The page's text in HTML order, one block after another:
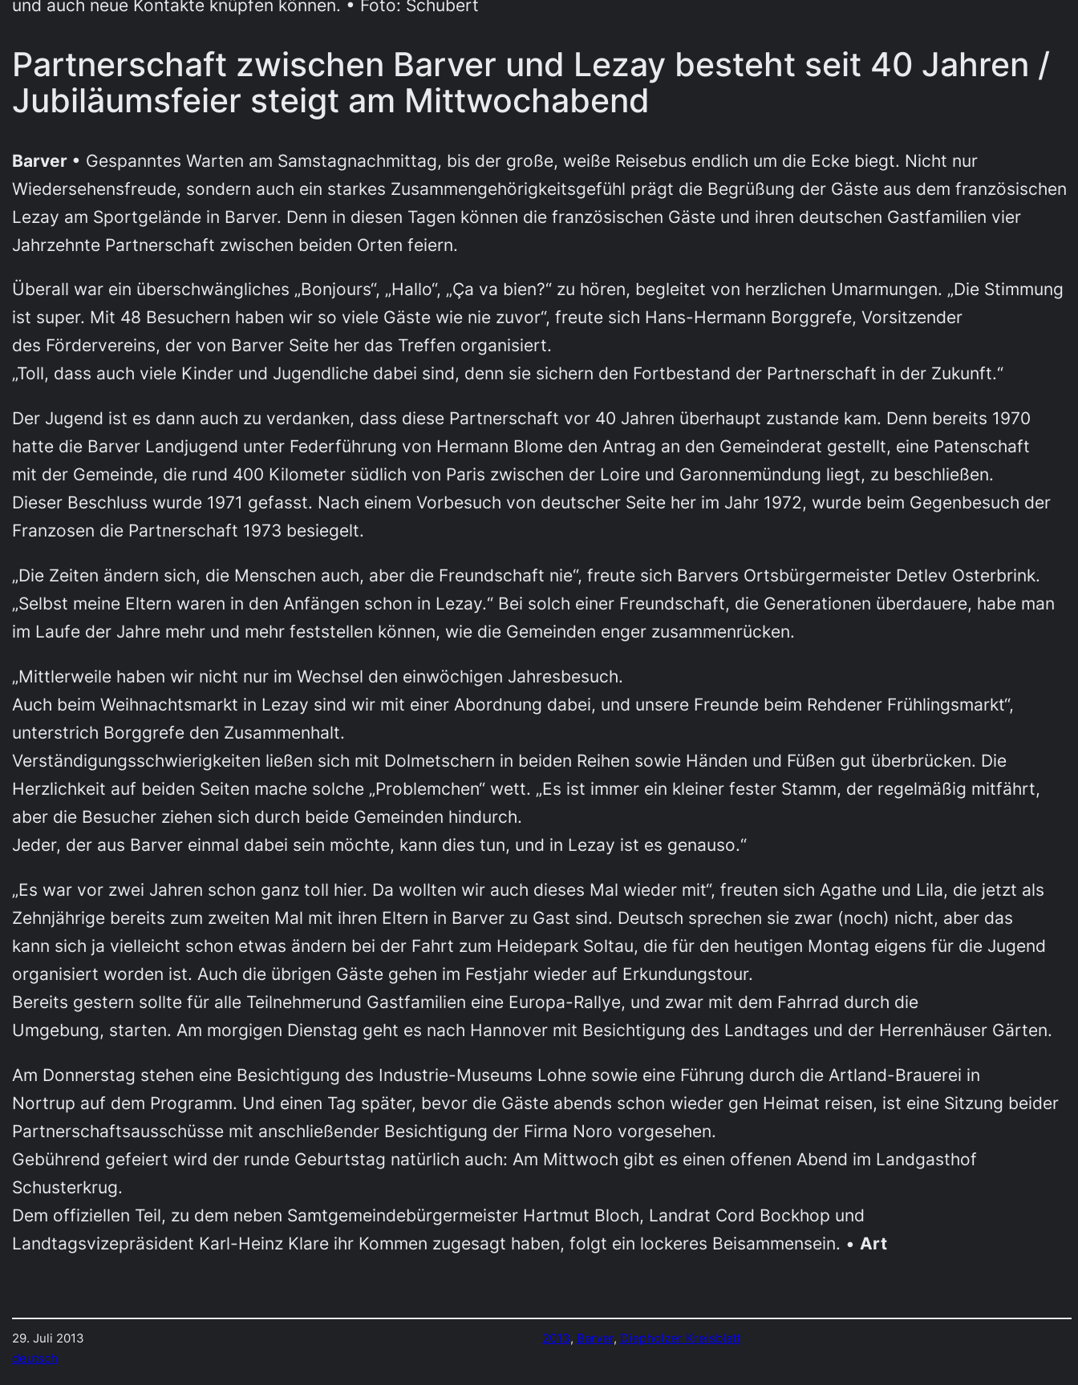
und auch neue Kontakte knüpfen können. • Foto: Schubert
Partnerschaft zwischen Barver und Lezay besteht seit 40 Jahren /
Jubiläumsfeier steigt am Mittwochabend
Barver • Gespanntes Warten am Samstagnachmittag, bis der große, weiße Reisebus endlich um die Ecke biegt. Nicht nur
Wiedersehensfreude, sondern auch ein starkes Zusammengehörigkeitsgefühl prägt die Begrüßung der Gäste aus dem französischen
Lezay am Sportgelände in Barver. Denn in diesen Tagen können die französischen Gäste und ihren deutschen Gastfamilien vier
Jahrzehnte Partnerschaft zwischen beiden Orten feiern.
Überall war ein überschwängliches „Bonjours“, „Hallo“, „Ça va bien?“ zu hören, begleitet von herzlichen Umarmungen. „Die Stimmung
ist super. Mit 48 Besuchern haben wir so viele Gäste wie nie zuvor“, freute sich Hans-Hermann Borggrefe, Vorsitzender
des Fördervereins, der von Barver Seite her das Treffen organisiert.
„Toll, dass auch viele Kinder und Jugendliche dabei sind, denn sie sichern den Fortbestand der Partnerschaft in der Zukunft.“
Der Jugend ist es dann auch zu verdanken, dass diese Partnerschaft vor 40 Jahren überhaupt zustande kam. Denn bereits 1970
hatte die Barver Landjugend unter Federführung von Hermann Blome den Antrag an den Gemeinderat gestellt, eine Patenschaft
mit der Gemeinde, die rund 400 Kilometer südlich von Paris zwischen der Loire und Garonnemündung liegt, zu beschließen.
Dieser Beschluss wurde 1971 gefasst. Nach einem Vorbesuch von deutscher Seite her im Jahr 1972, wurde beim Gegenbesuch der
Franzosen die Partnerschaft 1973 besiegelt.
„Die Zeiten ändern sich, die Menschen auch, aber die Freundschaft nie“, freute sich Barvers Ortsbürgermeister Detlev Osterbrink.
„Selbst meine Eltern waren in den Anfängen schon in Lezay.“ Bei solch einer Freundschaft, die Generationen überdauere, habe man
im Laufe der Jahre mehr und mehr feststellen können, wie die Gemeinden enger zusammenrücken.
„Mittlerweile haben wir nicht nur im Wechsel den einwöchigen Jahresbesuch.
Auch beim Weihnachtsmarkt in Lezay sind wir mit einer Abordnung dabei, und unsere Freunde beim Rehdener Frühlingsmarkt“,
unterstrich Borggrefe den Zusammenhalt.
Verständigungsschwierigkeiten ließen sich mit Dolmetschern in beiden Reihen sowie Händen und Füßen gut überbrücken. Die
Herzlichkeit auf beiden Seiten mache solche „Problemchen“ wett. „Es ist immer ein kleiner fester Stamm, der regelmäßig mitfährt,
aber die Besucher ziehen sich durch beide Gemeinden hindurch.
Jeder, der aus Barver einmal dabei sein möchte, kann dies tun, und in Lezay ist es genauso.“
„Es war vor zwei Jahren schon ganz toll hier. Da wollten wir auch dieses Mal wieder mit“, freuten sich Agathe und Lila, die jetzt als
Zehnjährige bereits zum zweiten Mal mit ihren Eltern in Barver zu Gast sind. Deutsch sprechen sie zwar (noch) nicht, aber das
kann sich ja vielleicht schon etwas ändern bei der Fahrt zum Heidepark Soltau, die für den heutigen Montag eigens für die Jugend
organisiert worden ist. Auch die übrigen Gäste gehen im Festjahr wieder auf Erkundungstour.
Bereits gestern sollte für alle Teilnehmerund Gastfamilien eine Europa-Rallye, und zwar mit dem Fahrrad durch die
Umgebung, starten. Am morgigen Dienstag geht es nach Hannover mit Besichtigung des Landtages und der Herrenhäuser Gärten.
Am Donnerstag stehen eine Besichtigung des Industrie-Museums Lohne sowie eine Führung durch die Artland-Brauerei in
Nortrup auf dem Programm. Und einen Tag später, bevor die Gäste abends schon wieder gen Heimat reisen, ist eine Sitzung beider
Partnerschaftsausschüsse mit anschließender Besichtigung der Firma Noro vorgesehen.
Gebührend gefeiert wird der runde Geburtstag natürlich auch: Am Mittwoch gibt es einen offenen Abend im Landgasthof
Schusterkrug.
Dem offiziellen Teil, zu dem neben Samtgemeindebürgermeister Hartmut Bloch, Landrat Cord Bockhop und
Landtagsvizepräsident Karl-Heinz Klare ihr Kommen zugesagt haben, folgt ein lockeres Beisammensein. •Art
29. Juli 2013
deutsch
2013, Barver, Diepholzer Kreisblatt